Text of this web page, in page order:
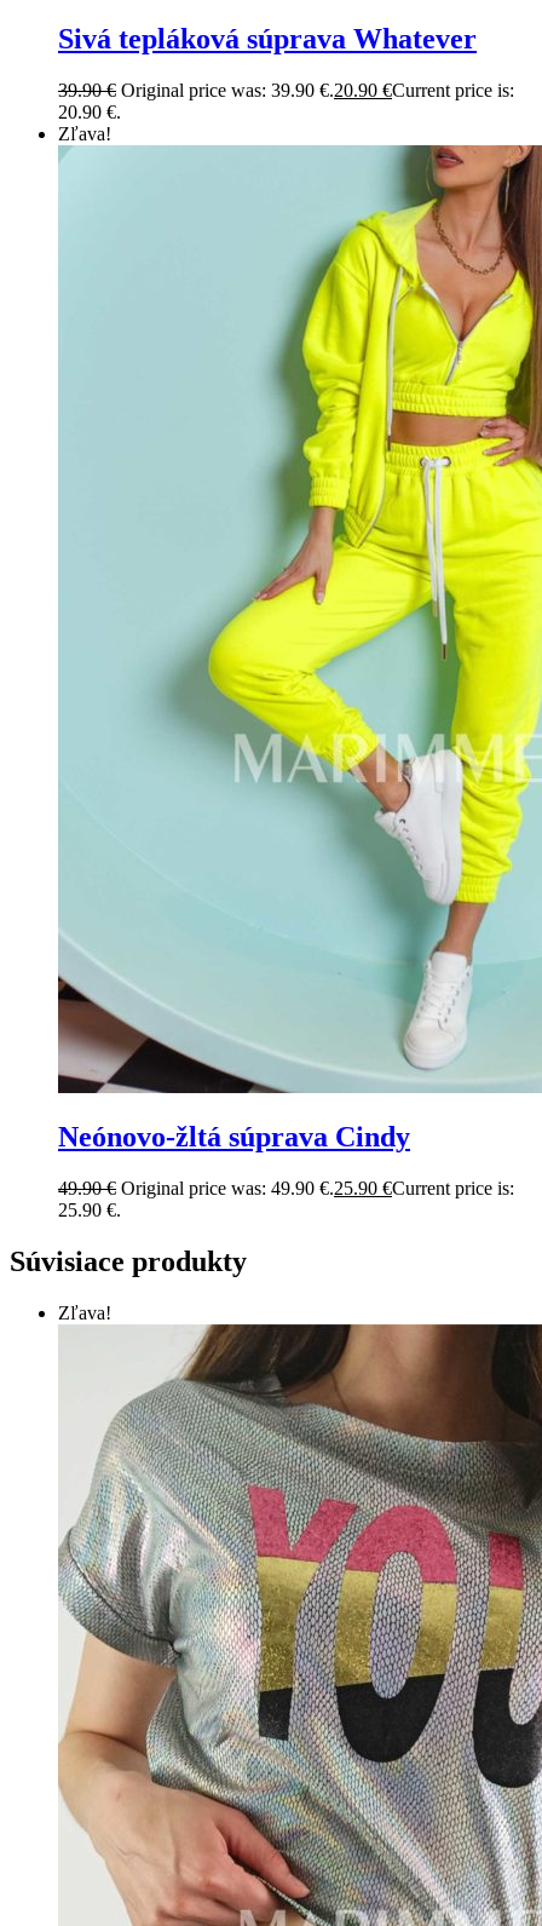
Sivá tepláková súprava Whatever
39.90€ Original price was: 39.90 €.20.90 €Current price is:
20.90 €.
Zľava!
Neónovo-žltá súprava Cindy
49.90€ Original price was: 49.90 €.25.90 €Current price is:
25.90 €.
Súvisiace produkty
Zľava!